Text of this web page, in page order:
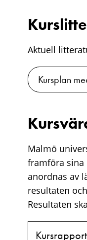
Aktuell
Kursplan
Malmö
framföra sina
anordnas av
resultaten
Resultaten